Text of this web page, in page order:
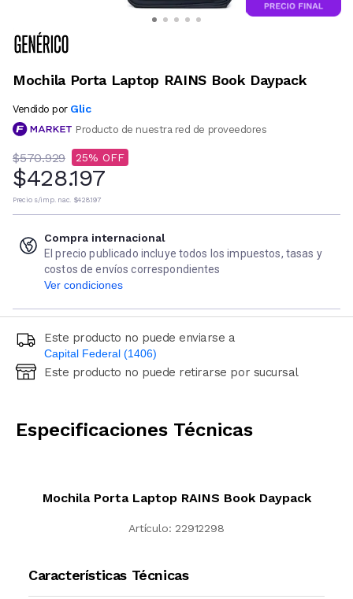
Mochila Porta Laptop RAINS Book Daypack
Vendido por Glic
Producto de nuestra red de proveedores
$570.929 25
$428.197
Precio s/imp. nac. $428.197
Compra internacional
El precio publicado incluye todos los impuestos, tasas y
costos de envíos correspondientes
Ver condiciones
Este producto no puede enviarse a
Capital Federal (1406)
Ingresá código postal (sólo números)
Este producto no puede retirarse por sucursal
Especificaciones Técnicas
Mochila Porta Laptop RAINS Book Daypack
Artículo: 22912298
Características Técnicas